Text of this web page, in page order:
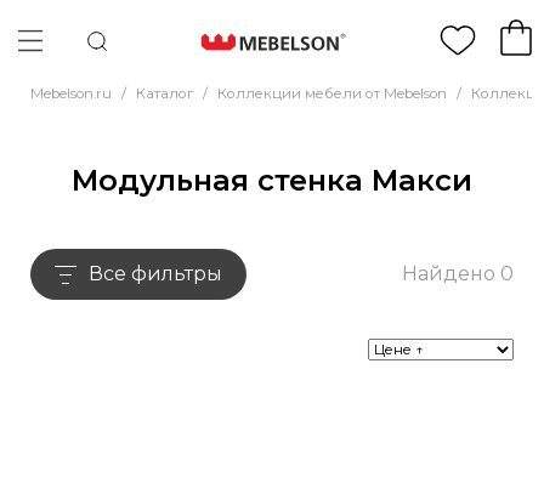
Mebelson.ru / Каталог / Коллекции мебели от Mebelson /
Модульная стенка Макси
Все фильтры Найдено 0